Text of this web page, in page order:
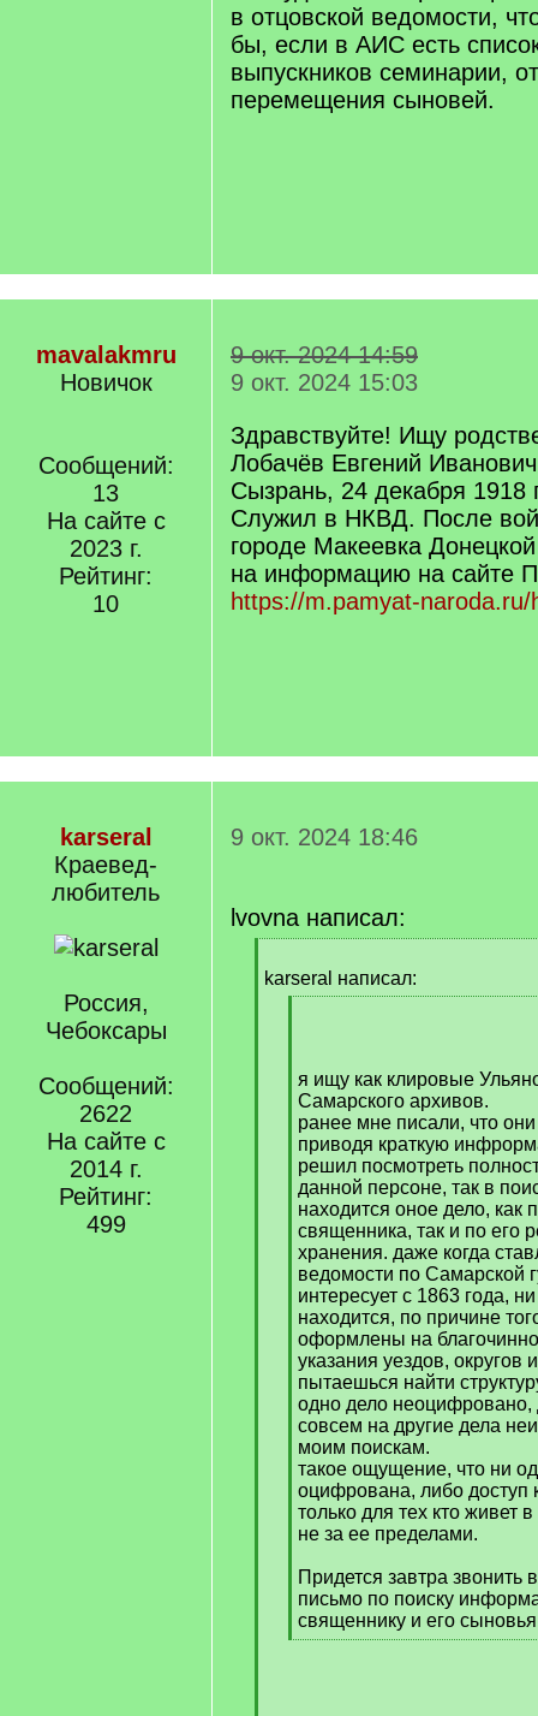
в отцовской ведомости,
бы, если в АИС есть
выпускников семинарии,
перемещения сыновей.
mavalakmru
Новичок
Сообщений:
13
На сайте с
2023 г.
Рейтинг:
10
9 окт. 2024 14:59
9 окт. 2024 15:03
Здравствуйте! Ищу
Лобачёв Евгений
Сызрань, 24 декабря 1918
Служил в НКВД. После
городе Макеевка
на информацию на сайте
https://m.pamyat-
karseral
Краевед-
любитель
Россия,
Чебоксары
Сообщений:
2622
На сайте с
2014 г.
Рейтинг:
499
9 окт. 2024 18:46
lvovna написал:
q
karseral написал:
я ищу как клировые
Самарского архивов.
ранее мне писали, что
приводя краткую
решил посмотреть
данной персоне, так в
находится оное дело, как
священника, так и по его
хранения. даже когда
ведомости по Самарской
интересует с 1863 года,
находится, по причине
оформлены на
указания уездов, округов
пытаешься найти
одно дело неоцифровано,
совсем на другие дела
моим поискам.
такое ощущение, что ни
оцифрована, либо
только для тех кто живет
не за ее пределами.
Придется завтра
письмо по поиску
священнику и его
[